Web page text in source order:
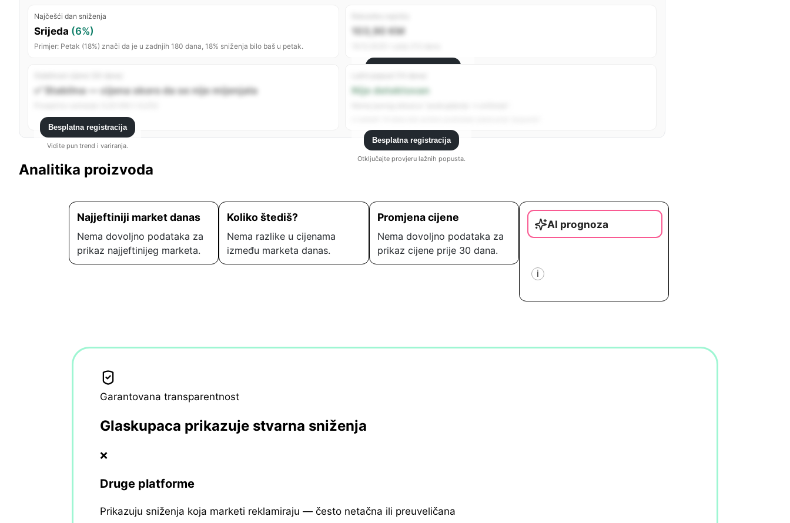
Najčešći dan sniženja
Srijeda (6%)
Primjer: Petak (18%) znači da je u zadnjih 180 dana, 18% sniženja bilo baš u petak.
103,90 KM
Registrujte se da vidite sve analitike.
✅ Stabilna — cijena skoro da se nije mijenjala
Besplatna registracija
Vidite pun trend i variranja.
Nije detektovan
Besplatna registracija
Otključajte provjeru lažnih popusta.
Analitika proizvoda
Najjeftiniji market danas
Nema dovoljno podataka za
prikaz najjeftinijeg marketa.
Koliko štediš?
Nema razlike u cijenama
između marketa danas.
Promjena cijene
Nema dovoljno podataka za
prikaz cijene prije 30 dana.
AI prognoza
i
Garantovana transparentnost
Glaskupaca prikazuje stvarna sniženja
❌
Druge platforme
Prikazuju sniženja koja marketi reklamiraju — često netačna ili preuveličana